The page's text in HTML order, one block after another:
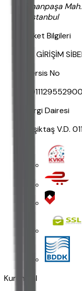
Sinanpaşa
/ İstanbul
Şirket Bilgileri
AK GİRİŞİM
Mersis No
Vergi Dairesi
Beşiktaş V.D.
Kurumsal